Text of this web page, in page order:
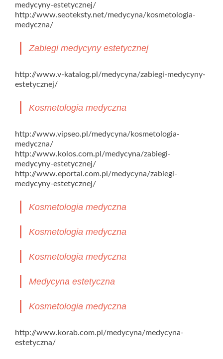
medycyny-estetycznej/
http://www.seoteksty.net/medycyna/kosmetologia-
medyczna/
Zabiegi medycyny estetycznej
http://www.v-katalog.pl/medycyna/zabiegi-medycyny-
estetycznej/
Kosmetologia medyczna
http://www.vipseo.pl/medycyna/kosmetologia-
medyczna/
http://www.kolos.com.pl/medycyna/zabiegi-
medycyny-estetycznej/
http://www.eportal.com.pl/medycyna/zabiegi-
medycyny-estetycznej/
Kosmetologia medyczna
Kosmetologia medyczna
Kosmetologia medyczna
Medycyna estetyczna
Kosmetologia medyczna
http://www.korab.com.pl/medycyna/medycyna-
estetyczna/